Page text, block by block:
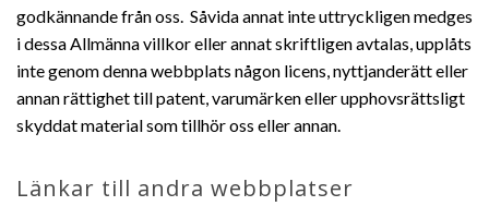
godkännande från oss. Såvida annat inte uttryckligen medges
i dessa Allmänna villkor eller annat skriftligen avtalas, upplåts
inte genom denna webbplats någon licens, nyttjanderätt eller
annan rättighet till patent, varumärken eller upphovsrättsligt
skyddat material som tillhör oss eller annan.
Länkar till andra webbplatser